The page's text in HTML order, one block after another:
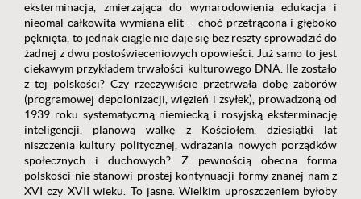
eksterminacja, zmierzająca do wynarodowienia edukacja i
nieomal całkowita wymiana elit – choć przetrącona i głęboko
pęknięta, to jednak ciągle nie daje się bez reszty sprowadzić do
żadnej z dwu postoświeceniowych opowieści. Już samo to jest
ciekawym przykładem trwałości kulturowego DNA. Ile zostało
z tej polskości? Czy rzeczywiście przetrwała dobę zaborów
(programowej depolonizacji, więzień i zsyłek), prowadzoną od
1939 roku systematyczną niemiecką i rosyjską eksterminację
inteligencji, planową walkę z Kościołem, dziesiątki lat
niszczenia kultury politycznej, wdrażania nowych porządków
społecznych i duchowych? Z pewnością obecna forma
polskości nie stanowi prostej kontynuacji formy znanej nam z
XVI czy XVII wieku. To jasne. Wielkim uproszczeniem byłoby